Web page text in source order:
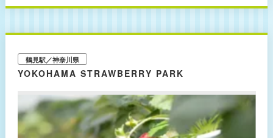
が決まっておりませんので食材の在庫があれば入場後すぐにBBQをお楽しみ
鶴見駅／神奈川県
YOKOHAMA STRAWBERRY PARK